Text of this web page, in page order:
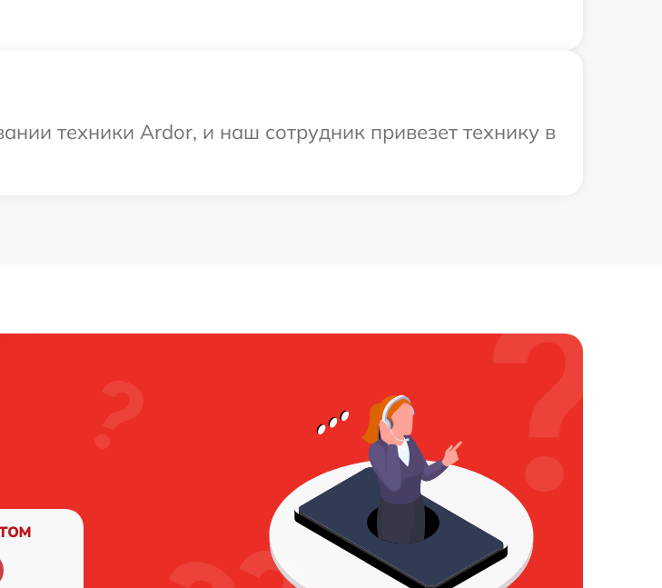
техники Ardor, и наш сотрудник привезет технику в